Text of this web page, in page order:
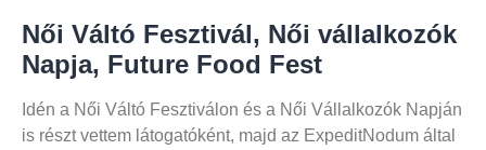
Női Váltó Fesztivál, Női vállalkozók
Napja, Future Food Fest
Idén a Női Váltó Fesztiválon és a Női Vállalkozók Napján
is részt vettem látogatóként, majd az ExpeditNodum által